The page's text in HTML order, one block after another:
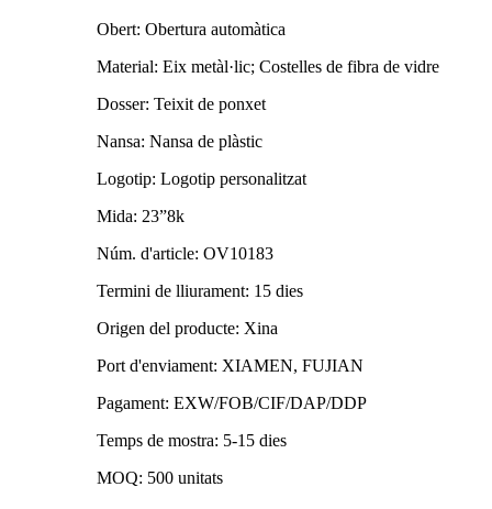
Obert: Obertura automàtica
Material: Eix metàl·lic; Costelles de fibra de vidre
Dosser: Teixit de ponxet
Nansa: Nansa de plàstic
Logotip: Logotip personalitzat
Mida: 23”8k
Núm. d'article: OV10183
Termini de lliurament: 15 dies
Origen del producte: Xina
Port d'enviament: XIAMEN, FUJIAN
Pagament: EXW/FOB/CIF/DAP/DDP
Temps de mostra: 5-15 dies
MOQ: 500 unitats